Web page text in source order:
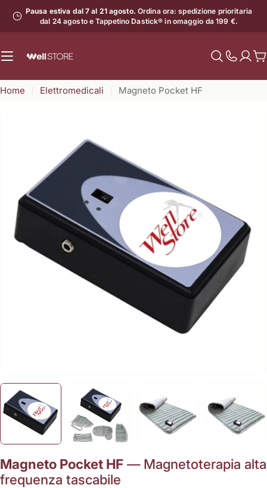
contenuto
Pausa estiva dal 7 al 21 agosto. Ordina ora: spedizione prioritaria
dal 24 agosto e Tappetino Dastick® in omaggio da 199 €.
il
Home Elettromedicali Magneto Pocket HF
Apri supporto 7 in modalità modale
Magneto Pocket HF — Magnetoterapia alta
frequenza tascabile